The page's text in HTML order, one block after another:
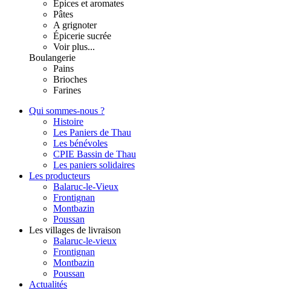
Epices et aromates
Pâtes
A grignoter
Épicerie sucrée
Voir plus...
Boulangerie
Pains
Brioches
Farines
Qui sommes-nous ?
Histoire
Les Paniers de Thau
Les bénévoles
CPIE Bassin de Thau
Les paniers solidaires
Les producteurs
Balaruc-le-Vieux
Frontignan
Montbazin
Poussan
Les villages de livraison
Balaruc-le-vieux
Frontignan
Montbazin
Poussan
Actualités